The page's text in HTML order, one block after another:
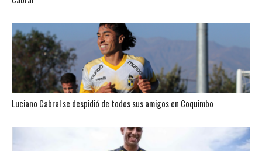
Luciano Cabral se despidió de todos sus amigos en Coquimbo